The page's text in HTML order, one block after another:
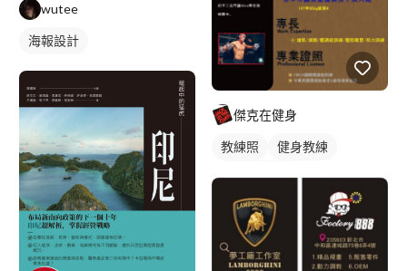
wutee
海報設計
傑克在健身
教練照
健身教練